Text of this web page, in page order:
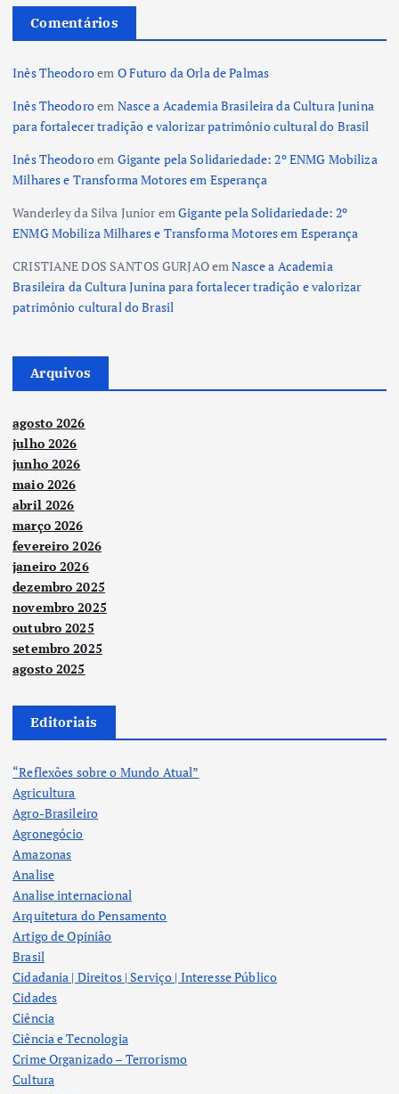
Comentários
Inês Theodoroem O Futuro da Orla de Palmas
Inês Theodoroem Nasce a Academia Brasileira da Cultura Junina
para fortalecer tradição e valorizar patrimônio cultural do Brasil
Inês Theodoroem Gigante pela Solidariedade: 2º ENMG Mobiliza
Milhares e Transforma Motores em Esperança
Wanderley da Silva JunioremGigante pela Solidariedade: 2º
ENMG Mobiliza Milhares e Transforma Motores em Esperança
CRISTIANE DOS SANTOS GURJAOemNasce a Academia
Brasileira da Cultura Junina para fortalecer tradição e valorizar
patrimônio cultural do Brasil
Arquivos
agosto 2026
julho 2026
junho 2026
maio 2026
abril 2026
março 2026
fevereiro 2026
janeiro 2026
dezembro 2025
novembro 2025
outubro 2025
setembro 2025
agosto 2025
Editoriais
“Reflexões sobre o Mundo Atual”
Agricultura
Agro-Brasileiro
Agronegócio
Amazonas
Analise
Analise internacional
Arquitetura do Pensamento
Artigo de Opinião
Brasil
Cidadania | Direitos | Serviço | Interesse Público
Cidades
Ciência
Ciência e Tecnologia
Crime Organizado – Terrorismo
Cultura